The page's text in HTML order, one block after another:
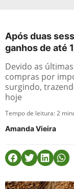
Após duas
ganhos de até
Devido as
compras por
surgindo,
hoje
Tempo de leitura:2
Amanda Vieira